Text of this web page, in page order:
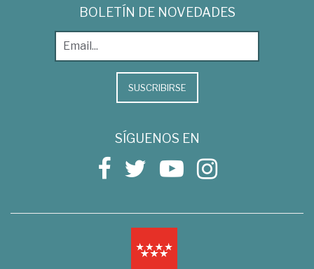
BOLETÍN DE NOVEDADES
SUSCRIBIRSE
SÍGUENOS EN